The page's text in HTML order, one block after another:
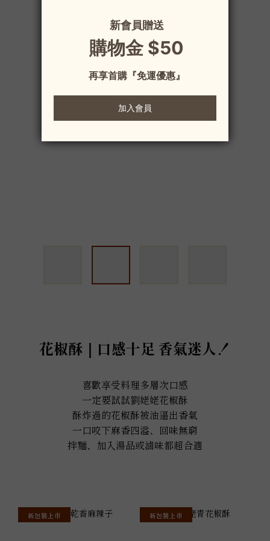
花椒酥｜口感十足 香氣迷人！
喜歡享受料理多層次口感
一定要試試劉姥姥花椒酥
酥炸過的花椒酥被油逼出香氣
一口咬下麻香四溢、回味無窮
拌麵、加入湯品或滷味都超合適
新包裝上市 新包裝上市